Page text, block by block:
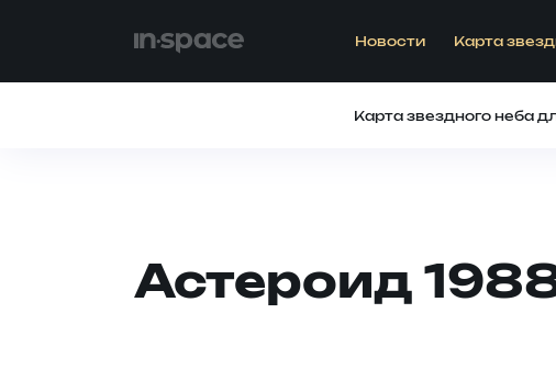
Новости Карта
Карта звездного неба
Астероид